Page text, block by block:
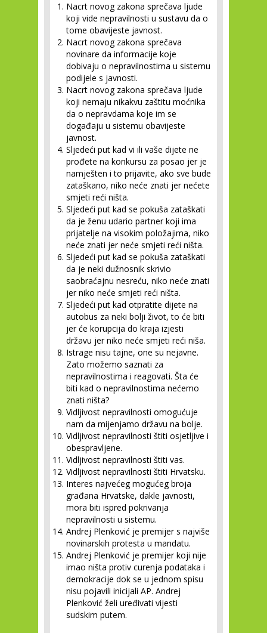
Nacrt novog zakona sprečava ljude
koji vide nepravilnosti u sustavu da o
tome obavijeste javnost.
Nacrt novog zakona sprečava
novinare da informacije koje
dobivaju o nepravilnostima u sistemu
podijele s javnosti.
Nacrt novog zakona sprečava ljude
koji nemaju nikakvu zaštitu moćnika
da o nepravdama koje im se
događaju u sistemu obavijeste
javnost.
Sljedeći put kad vi ili vaše dijete ne
prođete na konkursu za posao jer je
namješten i to prijavite, ako sve bude
zataškano, niko neće znati jer nećete
smjeti reći ništa.
Sljedeći put kad se pokuša zataškati
da je ženu udario partner koji ima
prijatelje na visokim položajima, niko
neće znati jer neće smjeti reći ništa.
Sljedeći put kad se pokuša zataškati
da je neki dužnosnik skrivio
saobraćajnu nesreću, niko neće znati
jer niko neće smjeti reći ništa.
Sljedeći put kad otpratite dijete na
autobus za neki bolji život, to će biti
jer će korupcija do kraja izjesti
državu jer niko neće smjeti reći niša.
Istrage nisu tajne, one su nejavne.
Zato možemo saznati za
nepravilnostima i reagovati. Šta će
biti kad o nepravilnostima nećemo
znati ništa?
Vidljivost nepravilnosti omogućuje
nam da mijenjamo državu na bolje.
Vidljivost nepravilnosti štiti osjetljive i
obespravljene.
Vidljivost nepravilnosti štiti vas.
Vidljivost nepravilnosti štiti Hrvatsku.
Interes najvećeg mogućeg broja
građana Hrvatske, dakle javnosti,
mora biti ispred pokrivanja
nepravilnosti u sistemu.
Andrej Plenković je premijer s najviše
novinarskih protesta u mandatu.
Andrej Plenković je premijer koji nije
imao ništa protiv curenja podataka i
demokracije dok se u jednom spisu
nisu pojavili inicijali AP. Andrej
Plenković želi uređivati vijesti
sudskim putem.